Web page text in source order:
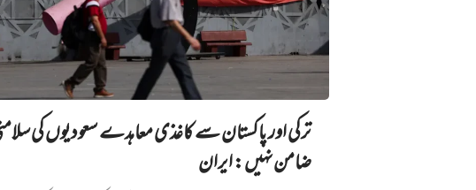
ترکی اور پاکستان سے کاغذی معاہدے سعودیوں کی
ضامن نہیں‌: ایران